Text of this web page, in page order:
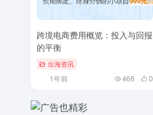
跨境电商费用概览：投入与回报
的平衡
出海资讯
1年前 466 0